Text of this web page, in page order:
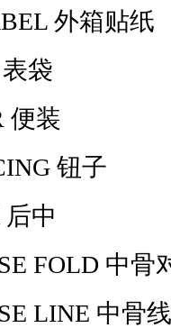
外箱贴纸
袋
装
钮子
中
FOLD 中骨
LINE 中骨线